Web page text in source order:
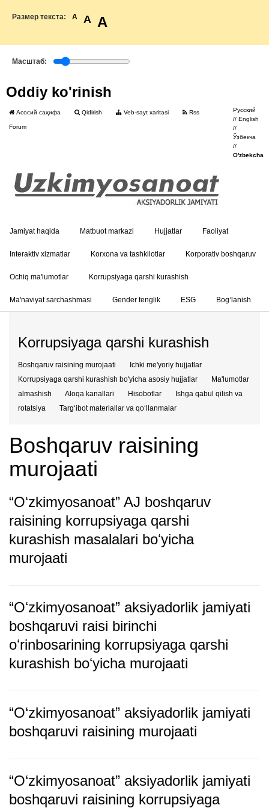
Размер текста: A A A
Масштаб:
Oddiy ko'rinish
Асосий саҳифа Qidirish Veb-sayt xaritasi Rss
Forum
Русский
//English
//
Ўзбекча
//
O'zbekcha
Jamiyat haqida Matbuot markazi Hujjatlar Faoliyat
Interaktiv xizmatlar Korxona va tashkilotlar Korporativ boshqaruv
Ochiq ma'lumotlar Korrupsiyaga qarshi kurashish
Ma'naviyat sarchashmasi Gender tenglik ESG Bog‘lanish
Korrupsiyaga qarshi kurashish
Boshqaruv raisining murojaati
Ichki me'yoriy hujjatlar
Korrupsiyaga qarshi kurashish bo'yicha asosiy hujjatlar
Ma'lumotlar
almashish
Aloqa kanallari Hisobotlar
Ishga qabul qilish va
rotatsiya
Targʻibot materiallar va qoʻllanmalar
Boshqaruv raisining
murojaati
“Oʻzkimyosanoat” AJ boshqaruv
raisining korrupsiyaga qarshi
kurashish masalalari boʻyicha
murojaati
“Oʻzkimyosanoat” aksiyadorlik jamiyati
boshqaruvi raisi birinchi
oʻrinbosarining korrupsiyaga qarshi
kurashish boʻyicha murojaati
“O‘zkimyosanoat” aksiyadorlik jamiyati
boshqaruvi raisining murojaati
“O‘zkimyosanoat” aksiyadorlik jamiyati
boshqaruvi raisining korrupsiyaga